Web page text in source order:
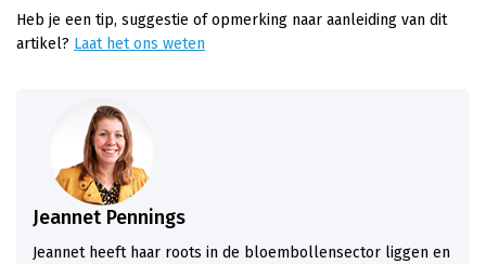
Heb je een tip, suggestie of opmerking naar aanleiding van dit
artikel? Laat het ons weten
Jeannet Pennings
Jeannet heeft haar roots in de bloembollensector liggen en